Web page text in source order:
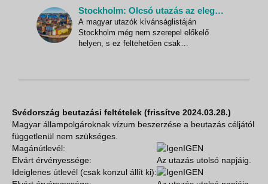
szükséges energiát teljes egészében csak
megújuló energiaforrásokból nyerjék. 2012-
re pedig 0-ra szeretnék csökkenteni az
üzemeltetésből szárm
Stockholm: Olcsó utazás az elegáns svéd főváros szigetvilágába
A magyar utazók kívánságlistáján
Stockholm még nem szerepel előkelő
helyen, s ez feltehetően csak
Svédország beutazási feltételek (frissítve 2024.03.28.)
Magyar állampolgároknak vízum beszerzése a beutazás céljától
függetlenül nem szükséges.
Magánútlevél:
Elvárt érvényessége:
IGEN
Az utazás utolsó napjáig.
Ideiglenes útlevél (csak konzul állít ki):
IGEN